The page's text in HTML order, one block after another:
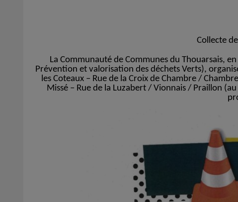
Collecte
La Communauté de Communes du Thouarsais,
Prévention et valorisation des déchets Verts),
les Coteaux – Rue de la Croix de Chambre /
Missé – Rue de la Luzabert / Vionnais / Praillon